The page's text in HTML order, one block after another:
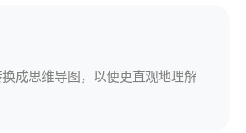
成思维导图，以便更直观地理解